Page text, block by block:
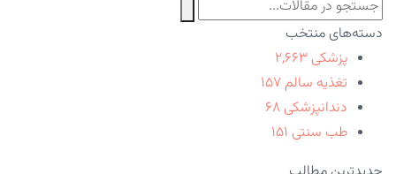
دسته‌های منتخب
پزشکی ۲,۶۶۳
تغذیه سالم ۱۵۷
دندانپزشکی ۶۸
طب سنتی ۱۵۱